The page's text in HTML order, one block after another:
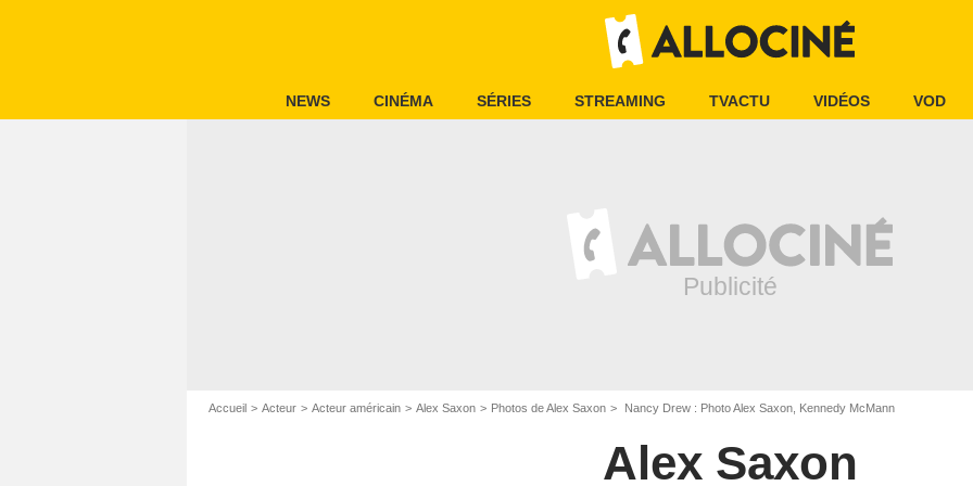
NEWS CINÉMA SÉRIES STREAMING TVACTU VIDÉOS VOD
Accueil Acteur Acteur américain Alex Saxon Photos de Alex Saxon Nancy Drew : Photo Alex Saxon, Kennedy McMann
Alex Saxon